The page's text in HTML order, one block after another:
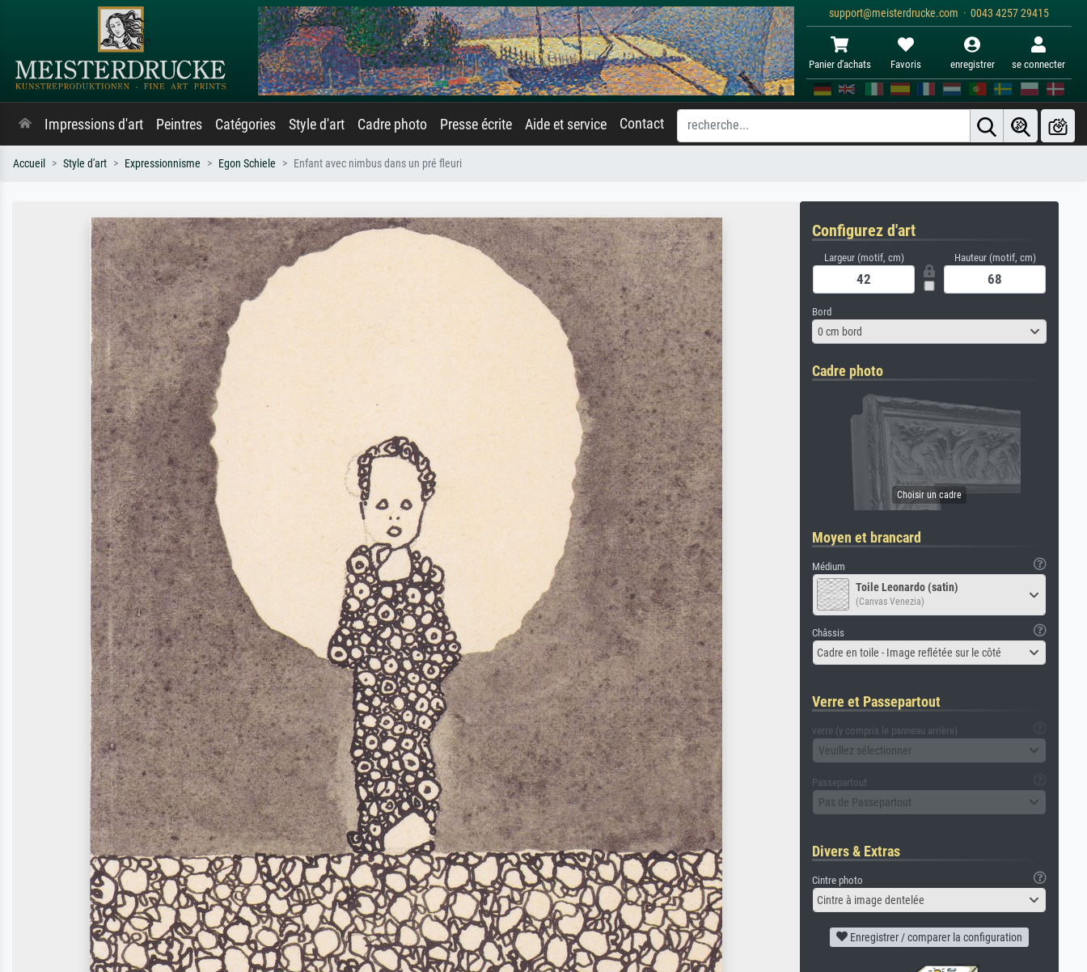
support@meisterdrucke.com · 0043 4257 29415
Panier d'achats Favoris enregistrer se connecter
Impressions d'art Peintres Catégories Style d'art Cadre photo Presse écrite Aide et service Contact
Accueil Style d'art Expressionnisme Egon Schiele Enfant avec nimbus dans un pré fleuri
Configurez d'art
Largeur (motif, cm) Hauteur (motif, cm)
Bord
0 cm bord
Cadre photo
Moyen et brancard
Médium
Toile Leonardo (satin)
(Canvas Venezia)
Châssis
Cadre en toile - Image reflétée sur le côté
Verre et Passepartout
verre (y compris le panneau arrière)
Veuillez sélectionner
Passepartout
Pas de Passepartout
Divers & Extras
Cintre photo
Cintre à image dentelée
Enregistrer / comparer la configuration